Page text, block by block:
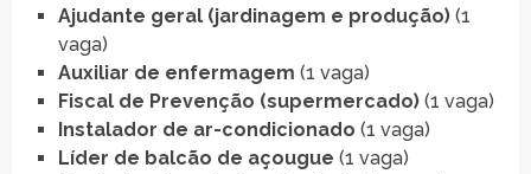
Ajudante geral (jardinagem e produção)(1
vaga)
Auxiliar de enfermagem (1 vaga)
Fiscal de Prevenção (supermercado)(1 vaga)
Instalador de ar-condicionado (1 vaga)
Líder de balcão de açougue (1 vaga)